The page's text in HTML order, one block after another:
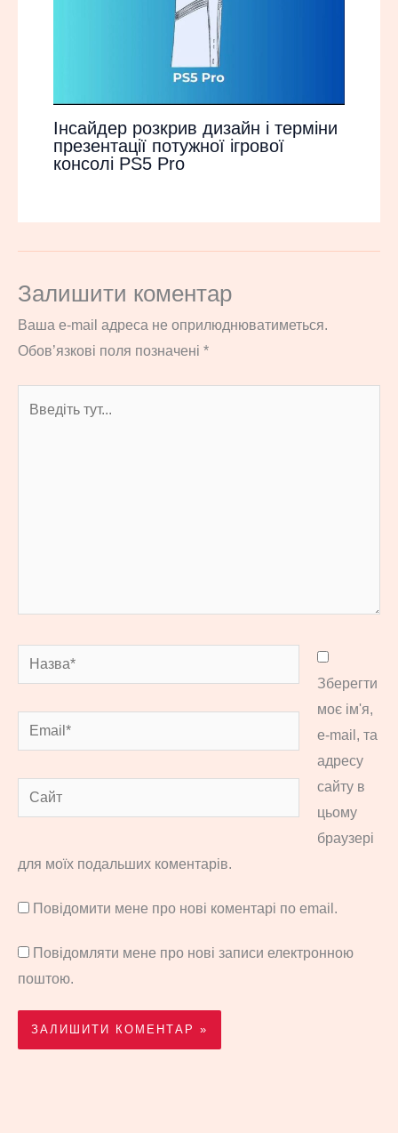
Інсайдер розкрив дизайн і терміни
презентації потужної ігрової
консолі PS5 Pro
Залишити коментар
Ваша e-mail адреса не оприлюднюватиметься.
Обов’язкові поля позначені *
Назва*
Email*
Сайт
Зберегти
моє ім'я,
e-mail, та
адресу
сайту в
цьому
браузері
для моїх подальших коментарів.
Повідомити мене про нові коментарі по email.
Повідомляти мене про нові записи електронною
поштою.